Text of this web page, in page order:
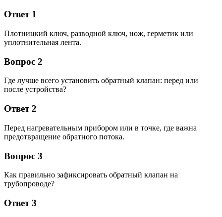
Ответ 1
Плотницкий ключ, разводной ключ, нож, герметик или
уплотнительная лента.
Вопрос 2
Где лучше всего установить обратный клапан: перед или
после устройства?
Ответ 2
Перед нагревательным прибором или в точке, где важна
предотвращение обратного потока.
Вопрос 3
Как правильно зафиксировать обратный клапан на
трубопроводе?
Ответ 3